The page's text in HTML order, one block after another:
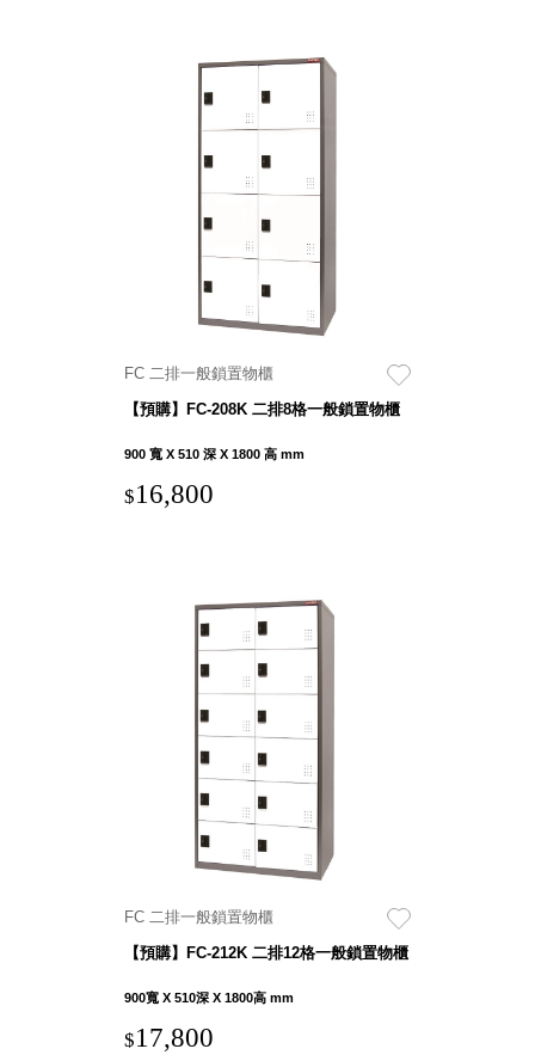
FC 二排一般鎖置物櫃
【預購】FC-208K 二排8格一般鎖置物櫃
900 寬 X 510 深 X 1800 高 mm
$16,800
FC 二排一般鎖置物櫃
【預購】FC-212K 二排12格一般鎖置物櫃
900寬 X 510深 X 1800高 mm
$17,800